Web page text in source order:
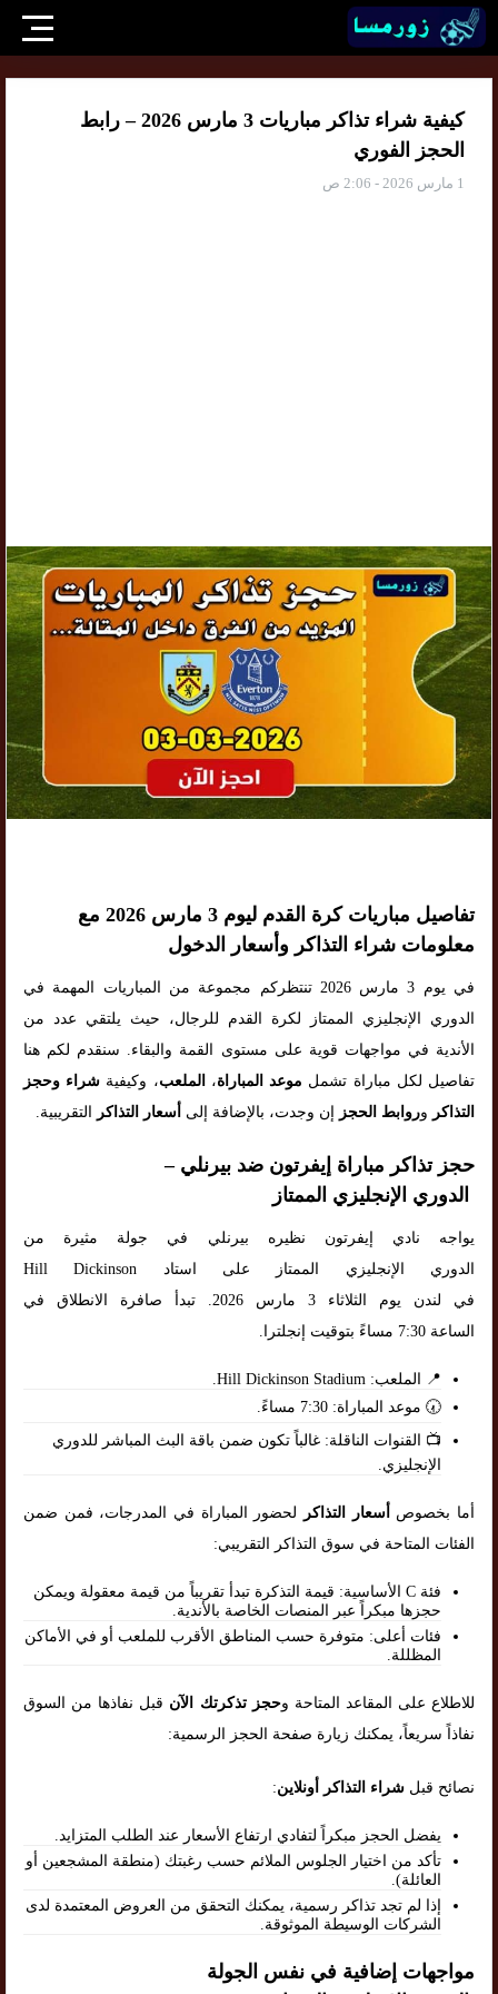
كيفية شراء تذاكر مباريات 3 مارس 2026 – رابط
الحجز الفوري
1 مارس 2026 - 2:06 ص
تفاصيل مباريات كرة القدم ليوم 3 مارس 2026 مع
معلومات شراء التذاكر وأسعار الدخول
في يوم 3 مارس 2026 تنتظركم مجموعة من المباريات المهمة في
الدوري الإنجليزي الممتاز لكرة القدم للرجال، حيث يلتقي عدد من
الأندية في مواجهات قوية على مستوى القمة والبقاء. سنقدم لكم هنا
تفاصيل لكل مباراة تشمل موعد المباراة، الملعب، وكيفية شراء وحجز
التذاكر وروابط الحجز إن وجدت، بالإضافة إلى أسعار التذاكر التقريبية.
حجز تذاكر مباراة إيفرتون ضد بيرنلي –
الدوري الإنجليزي الممتاز
يواجه نادي إيفرتون نظيره بيرنلي في جولة مثيرة من
الدوري الإنجليزي الممتاز على استاد Hill Dickinson
في لندن يوم الثلاثاء 3 مارس 2026. تبدأ صافرة الانطلاق في
الساعة 7:30 مساءً بتوقيت إنجلترا.
📍 الملعب: Hill Dickinson Stadium.
🕢 موعد المباراة: 7:30 مساءً.
📺 القنوات الناقلة: غالباً تكون ضمن باقة البث المباشر للدوري
الإنجليزي.
أما بخصوص أسعار التذاكر
لحضور المباراة في المدرجات، فمن ضمن
الفئات المتاحة في سوق التذاكر التقريبي:
فئة C الأساسية: قيمة التذكرة تبدأ تقريباً من قيمة معقولة ويمكن
حجزها مبكراً عبر المنصات الخاصة بالأندية.
فئات أعلى: متوفرة حسب المناطق الأقرب للملعب أو في الأماكن
المظللة.
للاطلاع على المقاعد المتاحة وحجز تذكرتك الآن قبل نفاذها من السوق
نفاذاً سريعاً، يمكنك زيارة صفحة الحجز الرسمية:
نصائح قبل شراء التذاكر أونلاين:
يفضل الحجز مبكراً لتفادي ارتفاع الأسعار عند الطلب المتزايد.
تأكد من اختيار الجلوس الملائم حسب رغبتك (منطقة المشجعين أو
العائلة).
إذا لم تجد تذاكر رسمية، يمكنك التحقق من العروض المعتمدة لدى
الشركات الوسيطة الموثوقة.
مواجهات إضافية في نفس الجولة